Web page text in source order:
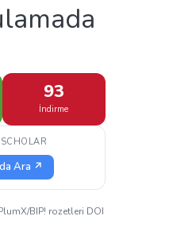
93
İndirme
Ara ↗
BIP! rozetleri DOI